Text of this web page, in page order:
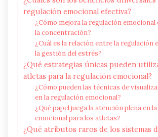
regulación emocional efectiva?
¿Cómo mejora la regulación emocional
la concentración?
¿Cuál es la relación entre la regulación
la gestión del estrés?
¿Qué estrategias únicas pueden
atletas para la regulación emocional?
¿Cómo pueden las técnicas de
en la regulación emocional?
¿Qué papel juega la atención plena en
emocional para los atletas?
¿Qué atributos raros de los sistemas